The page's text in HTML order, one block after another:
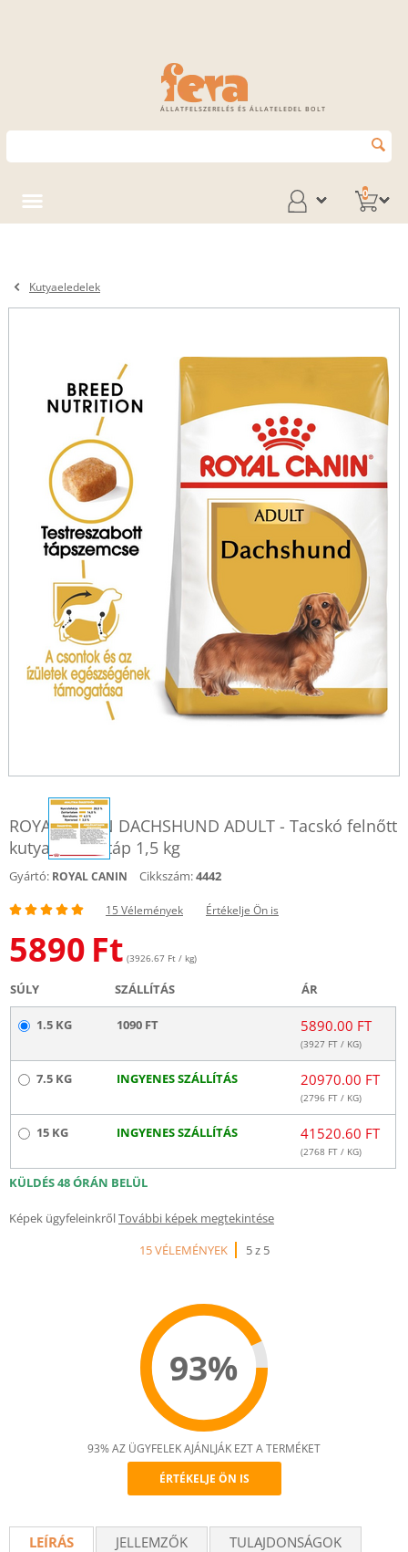
ÁLLATFELSZERELÉS ÉS ÁLLATELEDEL BOLT
0
Kutyaeledelek
ROYAL CANIN DACHSHUND ADULT - Tacskó felnőtt
kutya száraz táp 1,5 kg
Gyártó: ROYAL CANIN Cikkszám:4442
15 Vélemények Értékelje Ön is
5890 Ft (3926.67 Ft / kg)
SÚLY SZÁLLÍTÁS ÁR
1.5 KG 1090 FT 5890.00 FT
(3927 FT / KG)
7.5 KG INGYENES SZÁLLÍTÁS 20970.00 FT
(2796 FT / KG)
15 KG INGYENES SZÁLLÍTÁS 41520.60 FT
(2768 FT / KG)
KÜLDÉS 48 ÓRÁN BELÜL
Képek ügyfeleinkrőlTovábbi képek megtekintése
15 VÉLEMÉNYEK
5 z 5
93%
Recommend
93% AZ ÜGYFELEK AJÁNLJÁK EZT A TERMÉKET
ÉRTÉKELJE ÖN IS
LEÍRÁS JELLEMZŐK
TULAJDONSÁGOK